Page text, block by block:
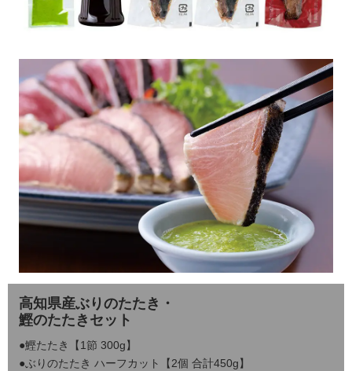
高知県産ぶりのたたき・
鰹のたたきセット
●鰹たたき【1節 300g】
●ぶりのたたき ハーフカット【2個 合計450g】